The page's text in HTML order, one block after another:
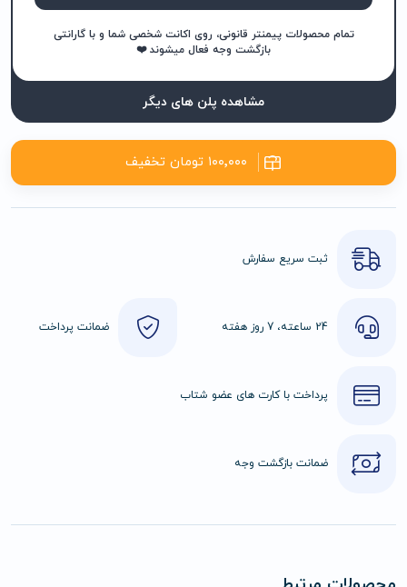
تمام محصولات پیمنتر قانونی، روی اکانت شخصی شما و با گارانتی
بازگشت وجه فعال میشوند ❤️
مشاهده پلن های دیگر
۱۰۰٬۰۰۰ تومان تخفیف
ثبت سریع سفارش
24 ساعته، 7 روز هفته ضمانت پرداخت
پرداخت با کارت های عضو شتاب
ضمانت بازگشت وجه